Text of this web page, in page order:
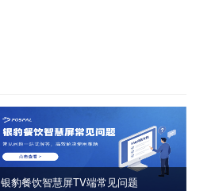
银豹餐饮智慧屏TV端常见问题